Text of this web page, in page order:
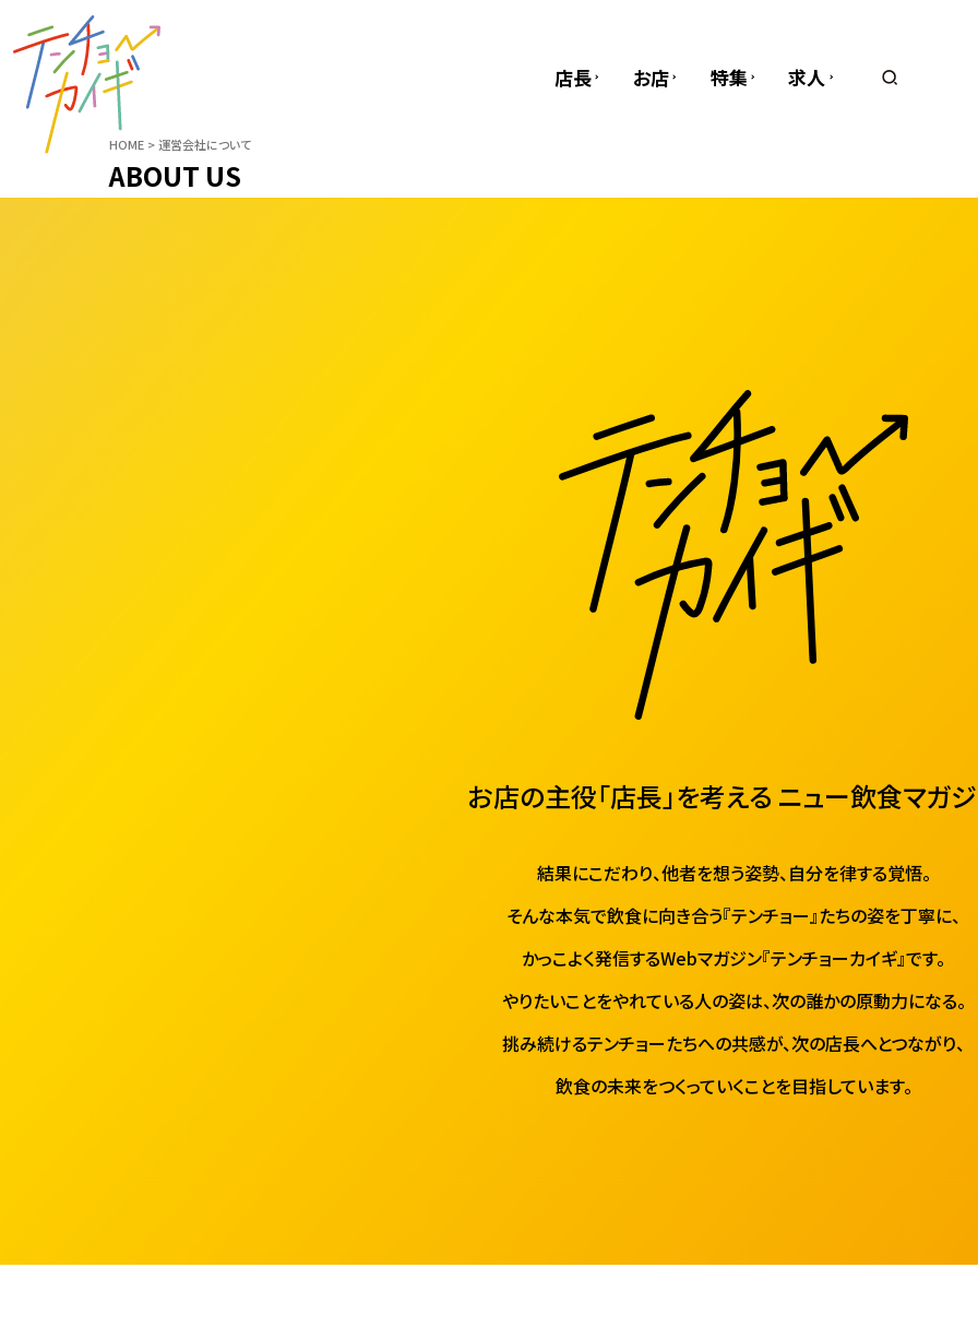
店長 お店 特集 求人
HOME 運営会社について
ABOUT US
お店の主役「店長」を考える ニュー飲食マガ
結果にこだわり、他者を想う姿勢、自分を律する覚悟。
そんな本気で飲食に向き合う『テンチョー』たちの姿を丁寧に、
かっこよく発信するWebマガジン『テンチョーカイギ』です。
やりたいことをやれている人の姿は、次の誰かの原動力になる。
挑み続けるテンチョーたちへの共感が、次の店長へとつながり、
飲食の未来をつくっていくことを目指しています。